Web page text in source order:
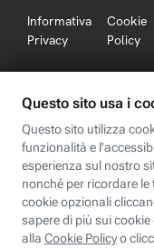
Informativa
Privacy
Cookie
Policy